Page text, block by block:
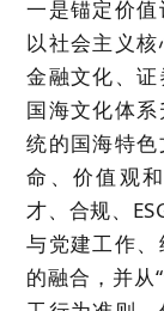
一是锚定价
以社会主义
金融文化、
国海文化体
统的国海特
命、价值观
才、合规、
与党建工作
的融合，并从